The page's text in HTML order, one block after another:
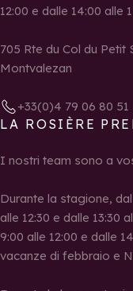
12:00 e dalle 14:00 alle
705 Rte du Col du Petit
Montvalezan
+33(0)4 79 06 80 51
LA ROSIÈRE
I nostri team sono a
Durante la stagione,
alle 12:30 e dalle 13:30
9:00 alle 12:00 e dalle
vacanze di febbraio e